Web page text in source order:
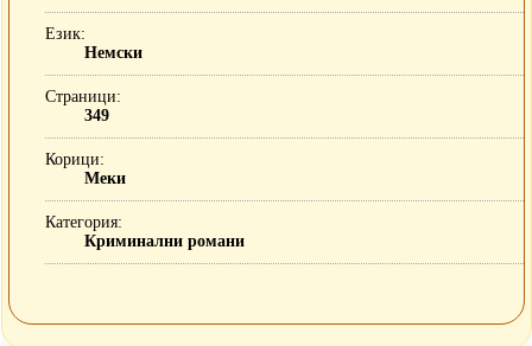
Език
Немски
Страници
349
Корици
Меки
Категория
Криминални романи